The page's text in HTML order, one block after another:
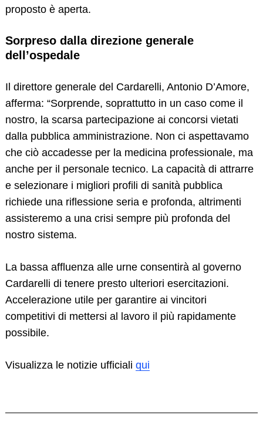
proposto è aperta.
Sorpreso dalla direzione generale
dell’ospedale
Il direttore generale del Cardarelli, Antonio D’Amore,
afferma: “Sorprende, soprattutto in un caso come il
nostro, la scarsa partecipazione ai concorsi vietati
dalla pubblica amministrazione. Non ci aspettavamo
che ciò accadesse per la medicina professionale, ma
anche per il personale tecnico. La capacità di attrarre
e selezionare i migliori profili di sanità pubblica
richiede una riflessione seria e profonda, altrimenti
assisteremo a una crisi sempre più profonda del
nostro sistema.
La bassa affluenza alle urne consentirà al governo
Cardarelli di tenere presto ulteriori esercitazioni.
Accelerazione utile per garantire ai vincitori
competitivi di mettersi al lavoro il più rapidamente
possibile.
Visualizza le notizie ufficiali qui